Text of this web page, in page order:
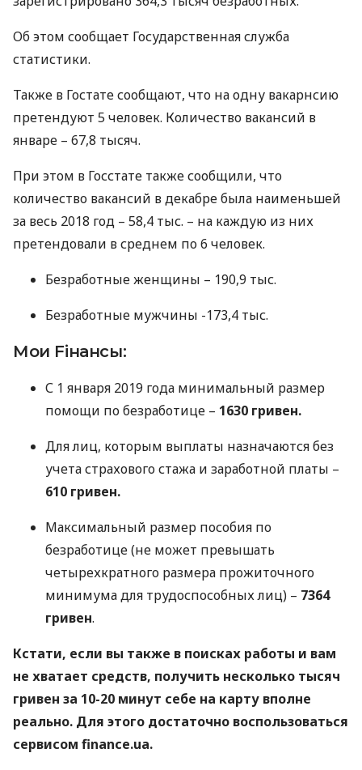
Об этом сообщает Государственная служба
статистики.
Также в Гостате сообщают, что на одну вакарнсию
претендуют 5 человек. Количество вакансий в
январе – 67,8 тысяч.
При этом в Госстате также сообщили, что
количество вакансий в декабре была наименьшей
за весь 2018 год – 58,4 тыс. – на каждую из них
претендовали в среднем по 6 человек.
Безработные женщины – 190,9 тыс.
Безработные мужчины -173,4 тыс.
Мои Fiнансы:
С 1 января 2019 года минимальный размер
помощи по безработице – 1630 гривен.
Для лиц, которым выплаты назначаются без
учета страхового стажа и заработной платы –
610 гривен.
Максимальный размер пособия по
безработице (не может превышать
четырехкратного размера прожиточного
минимума для трудоспособных лиц) – 7364
гривен.
Кстати, если вы также в поисках работы и вам
не хватает средств, получить несколько тысяч
гривен за 10-20 минут себе на карту вполне
реально. Для этого достаточно воспользоваться
сервисом finance.ua.